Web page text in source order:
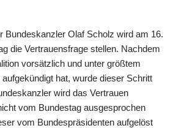
Bundeskanzler Olaf Scholz wird am 16.
die Vertrauensfrage stellen. Nachdem
vorsätzlich und unter größtem
hat, wurde dieser Schritt
wird das Vertrauen
vom Bundestag ausgesprochen
vom Bundespräsidenten aufgelöst